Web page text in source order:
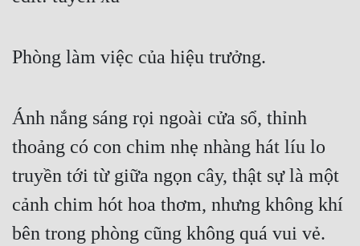
Xa Lộ Dịch
Cung Đấu
Cổ Tiên Hiệp
Dã Sử
Phòng làm việc của hiệu trưởng.
Ánh nắng sáng rọi ngoài cửa sổ, thỉnh
thoảng có con chim nhẹ nhàng hát líu lo
truyền tới từ giữa ngọn cây, thật sự là một
cảnh chim hót hoa thơm, nhưng không khí
bên trong phòng cũng không quá vui vẻ.